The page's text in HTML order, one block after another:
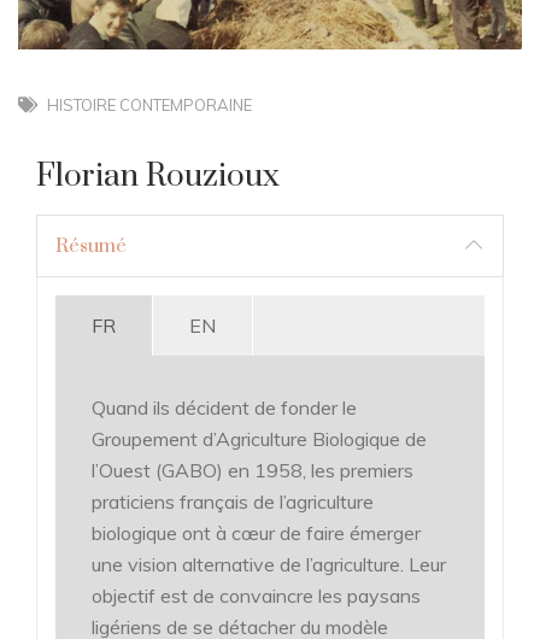
HISTOIRE CONTEMPORAINE
Florian Rouzioux
Résumé
FR EN
Quand ils décident de fonder le
Groupement d’Agriculture Biologique de
l’Ouest (GABO) en 1958, les premiers
praticiens français de l’agriculture
biologique ont à cœur de faire émerger
une vision alternative de l’agriculture. Leur
objectif est de convaincre les paysans
ligériens de se détacher du modèle